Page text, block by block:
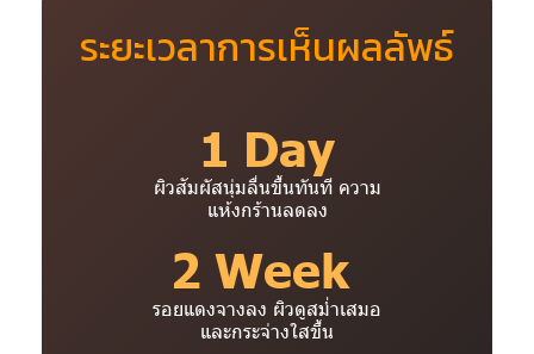
ระยะเวลาการเห็นผลลัพธ์
1 Day
ผิวสัมผัสนุ่มลื่นขึ้นทันที ความ
แห้งกร้านลดลง
2 Week
รอยแดงจางลง ผิวดูสม่ำเสมอ
และกระจ่างใสขึ้น